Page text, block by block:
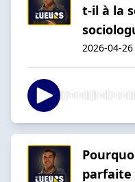
t-il à la
2026-04-26
parfaite